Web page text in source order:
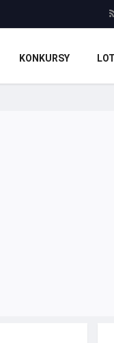
KONKURSY